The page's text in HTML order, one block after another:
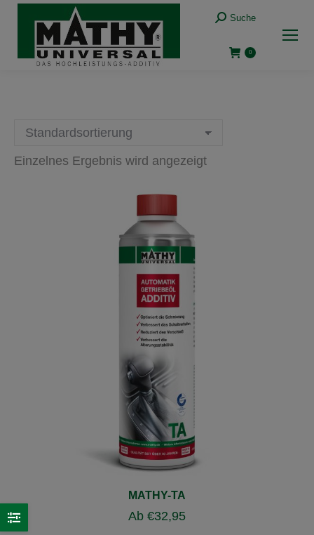
Suche:
Suche
0
Einzelnes Ergebnis wird angezeigt
MATHY-TA
Ab €32,95